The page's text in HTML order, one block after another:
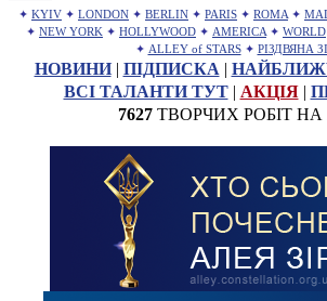
✦ KYIV ✦ LONDON ✦ BERLIN ✦ PARIS ✦ ROMA ✦
✦ NEW YORK ✦ HOLLYWOOD ✦ AMERICA ✦ WORLD
✦ ALLEY of STARS ✦ РІЗДВЯНА
НОВИНИ| ПІДПИСКА |
ВСІ ТАЛАНТИ ТУТ| АКЦІЯ|
7627ТВОРЧИХ РОБІТ НА